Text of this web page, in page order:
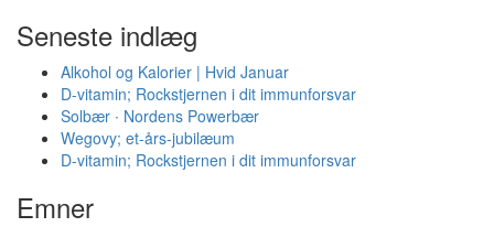
Seneste indlæg
Alkohol og Kalorier | Hvid Januar
D-vitamin; Rockstjernen i dit immunforsvar
Solbær ∙ Nordens Powerbær
Wegovy; et-års-jubilæum
D-vitamin; Rockstjernen i dit immunforsvar
Emner